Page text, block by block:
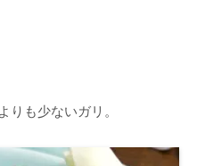
りも少ないガリ。